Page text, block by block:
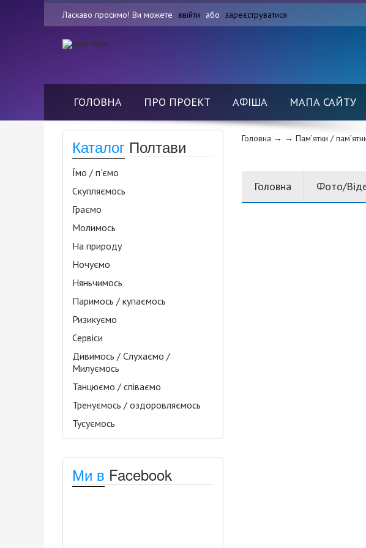
Ласкаво просимо! Ви можете ввійти або зареєструватися
ГОЛОВНА ПРО ПРОЕКТ АФІША МАПА САЙТУ
Каталог Полтави
Їмо / п’ємо
Скупляємось
Граємо
Молимось
На природу
Ночуємо
Няньчимось
Паримось / купаємось
Ризикуємо
Сервіси
Дивимось / Слухаємо /
Милуємось
Танцюємо / співаємо
Тренуємось / оздоровляємось
Тусуємось
Ми в Facebook
Головна → → Пам’ятки /
Головна Фото/